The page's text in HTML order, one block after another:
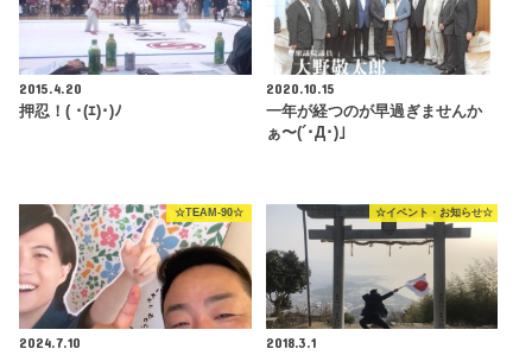
2015.4.20
押忍！( ･(ｴ)･)ﾉ
2020.10.15
一年が経つのが早過ぎませんか
ぁ〜(´･Д･)」
☆TEAM-90☆
2024.7.10
☆イベント・お知らせ☆
2018.3.1